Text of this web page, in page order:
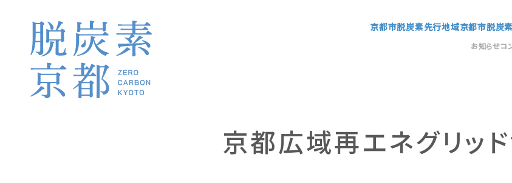
京都市脱炭素先行地域京都市脱炭
お知らせコ
京都広域再エネグリッ